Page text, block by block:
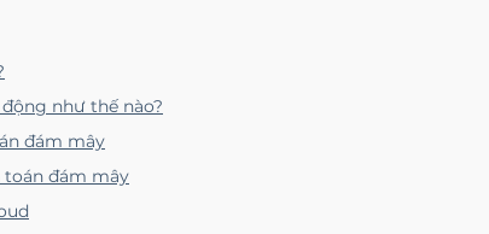
như thế nào?
đám mây
toán đám mây